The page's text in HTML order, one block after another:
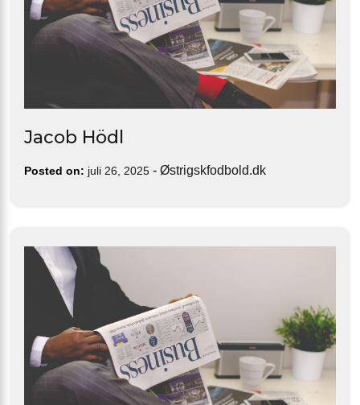
Jacob Hödl
Posted on: juli 26, 2025 - Østrigskfodbold.dk